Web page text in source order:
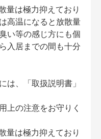
量は極力抑えており
高温になると放散量
い等の感じ方にも個
入居までの間も十分
は、「取扱説明書」
上の注意をお守りく
量は極力抑えており